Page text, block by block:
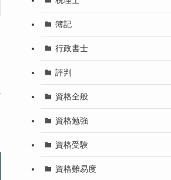
簿記
行政書士
評判
資格全般
資格勉強
資格受験
資格難易度